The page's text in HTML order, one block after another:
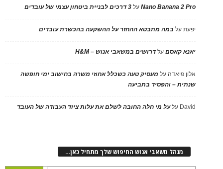
Nano Banana 2 Proעל 3 דרכים לבניית ביטחון עצמי של עובדים
יפעתעל במה מתבטא ההחזר על ההשקעה בהכשרת עובדים
יאנא קאסםעלדרושים במשאבי אנוש – H&M
אלון פיאדה על מעסיק טעה כשכלל אחוזי משרה בחישוב ימי חופשה
שנתית – והפסיד בתביעה
David עלעל מי חלה החובה לשלם את עלות ציוד העבודה של העובד
מנהל משאבי אנוש החיפוש שלך מתחיל כאן…